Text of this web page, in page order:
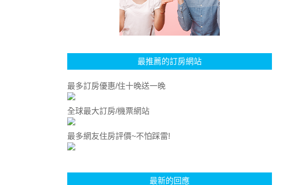
最推薦的訂房網站
最多訂房優惠/住十晚送一晚
全球最大訂房/機票網站
最多網友住房評價~不怕踩雷!
最新的回應